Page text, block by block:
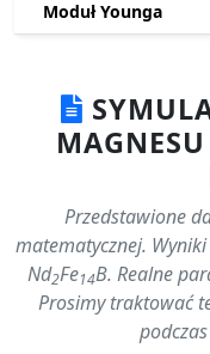
Moduł Younga
Przedstawione
matematycznej.
Nd2Fe14B. Realne
Prosimy traktować